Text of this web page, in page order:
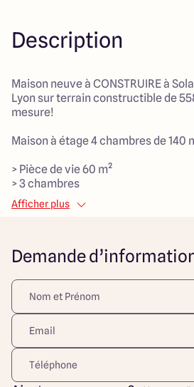
Description
Maison neuve à CONSTRUIRE à
Lyon sur terrain constructible de
mesure!
Maison à étage 4 chambres de 140
> Pièce de vie 60 m²
> 3 chambres
> 1 suite parentale avec dressing
> 1 salle de bain
sur mesure.
Découvrez toutes nos offres et
notre site Internet. Visuel
totalement adaptable à vos envies
personnalisable grâce à de
finition. Nous consulter pour plus
affiché comprend le coût du
Afficher plus
Demande